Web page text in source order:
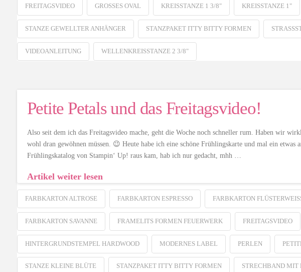
FREITAGSVIDEO GROSSES OVAL KREISSTANZE 1 3/8" KREISSTANZE 1"
STANZE GEWELLTER ANHÄNGER STANZPAKET ITTY BITTY FORMEN
VIDEOANLEITUNG WELLENKREISSTANZE 2 3/8"
Petite Petals und das Freitagsvideo!
Also seit dem ich das Freitagsvideo mache, geht die Woche noch schneller rum. Haben wir
wohl dran gewöhnen müssen. 😉 Heute habe ich eine schöne Frühlingskarte und mal ein
Frühlingskatalog von Stampin‘ Up! raus kam, hab ich nur gedacht, mhh …
Artikel weiter lesen
FARBKARTON ALTROSE FARBKARTON ESPRESSO FARBKARTON FLÜSTERWEISS
FARBKARTON SAVANNE FRAMELITS FORMEN FEUERWERK FREITAGSVIDEO
HINTERGRUNDSTEMPEL HARDWOOD MODERNES LABEL PERLEN
STANZE KLEINE BLÜTE STANZPAKET ITTY BITTY FORMEN STRECHBAND MIT